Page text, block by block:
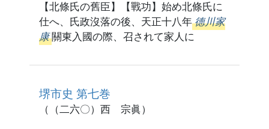
【北條氏の舊臣】【戰功】始め北條氏に
仕へ、氏政沒落の後、天正十八年 德川家
康 關東入國の際、召されて家人に
堺市史 第七巻
（（二六〇）西 宗眞）